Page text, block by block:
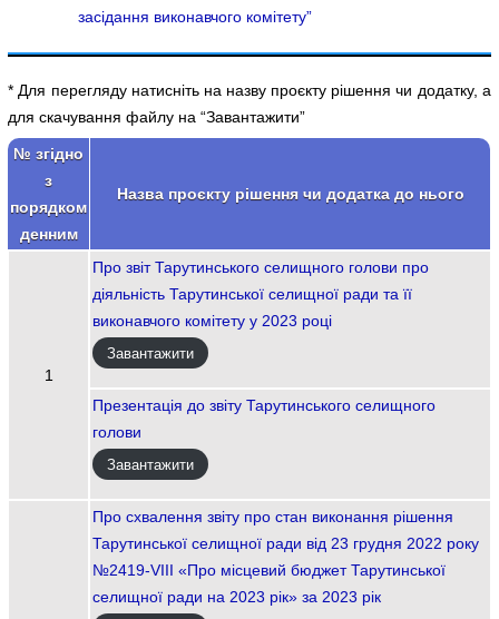
засідання виконавчого комітету”
* Для перегляду натисніть на назву проєкту рішення чи додатку, а
для скачування файлу на “Завантажити”
№ згідно
з
порядком
денним
Назва проєкту рішення чи додатка до нього
1
Про звіт Тарутинського селищного голови про
діяльність Тарутинської селищної ради та її
виконавчого комітету у 2023 році
Завантажити
Презентація до звіту Тарутинського селищного
голови
Завантажити
Про схвалення звіту про стан виконання рішення
Тарутинської селищної ради від 23 грудня 2022 року
№2419-VІІІ «Про місцевий бюджет Тарутинської
селищної ради на 2023 рік» за 2023 рік